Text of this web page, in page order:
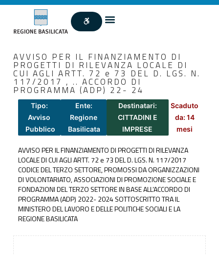
AVVISO PER IL FINANZIAMENTO DI
PROGETTI DI RILEVANZA LOCALE DI
CUI AGLI ARTT. 72 e 73 DEL D. LGS. N.
117/2017 , .. ACCORDO DI
PROGRAMMA (ADP) 22- 24
Tipo:
Avviso
Pubblico
Ente:
Regione
Basilicata
Destinatari:
CITTADINI E
IMPRESE
Scaduto
da: 14
mesi
AVVISO PER IL FINANZIAMENTO DI PROGETTI DI RILEVANZA
LOCALE DI CUI AGLI ARTT. 72 e 73 DEL D. LGS. N. 117/2017
CODICE DEL TERZO SETTORE, PROMOSSI DA ORGANIZZAZIONI
DI VOLONTARIATO, ASSOCIAZIONI DI PROMOZIONE SOCIALE E
FONDAZIONI DEL TERZO SETTORE IN BASE ALL’ACCORDO DI
PROGRAMMA (ADP) 2022- 2024 SOTTOSCRITTO TRA IL
MINISTERO DEL LAVORO E DELLE POLITICHE SOCIALI E LA
REGIONE BASILICATA